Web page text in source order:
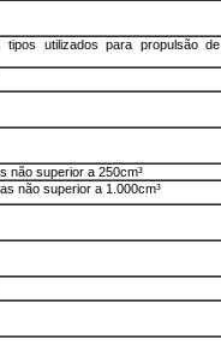
tipos utilizados para propulsão
não superior a 250cm³
não superior a 1.000cm³